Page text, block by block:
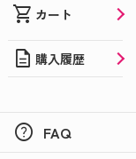
父の日ギフト
おうち時間は
shopping_cart カート
description 購入履歴
help FAQ